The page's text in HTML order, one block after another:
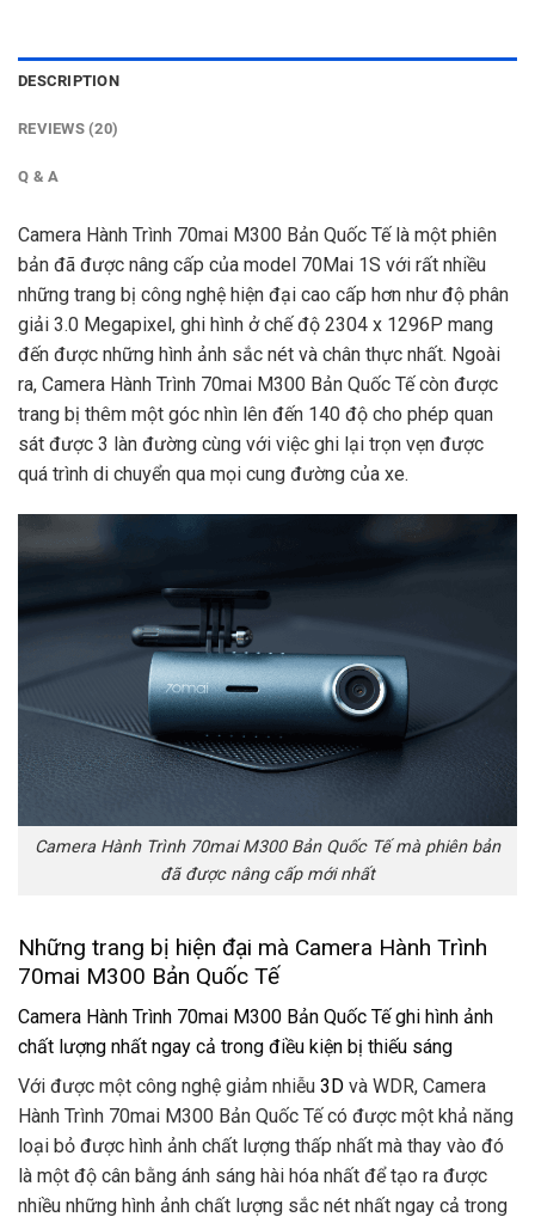
DESCRIPTION
REVIEWS (20)
Q & A
Camera Hành Trình 70mai M300 Bản Quốc Tế là một phiên
bản đã được nâng cấp của model 70Mai 1S với rất nhiều
những trang bị công nghệ hiện đại cao cấp hơn như độ phân
giải 3.0 Megapixel, ghi hình ở chế độ 2304 x 1296P mang
đến được những hình ảnh sắc nét và chân thực nhất. Ngoài
ra, Camera Hành Trình 70mai M300 Bản Quốc Tế còn được
trang bị thêm một góc nhìn lên đến 140 độ cho phép quan
sát được 3 làn đường cùng với việc ghi lại trọn vẹn được
quá trình di chuyển qua mọi cung đường của xe.
Camera Hành Trình 70mai M300 Bản Quốc Tế mà phiên bản
đã được nâng cấp mới nhất
Những trang bị hiện đại mà Camera Hành Trình
70mai M300 Bản Quốc Tế
Camera Hành Trình 70mai M300 Bản Quốc Tế ghi hình ảnh
chất lượng nhất ngay cả trong điều kiện bị thiếu sáng
Với được một công nghệ giảm nhiễu 3D và WDR, Camera
Hành Trình 70mai M300 Bản Quốc Tế có được một khả năng
loại bỏ được hình ảnh chất lượng thấp nhất mà thay vào đó
là một độ cân bằng ánh sáng hài hóa nhất để tạo ra được
nhiều những hình ảnh chất lượng sắc nét nhất ngay cả trong